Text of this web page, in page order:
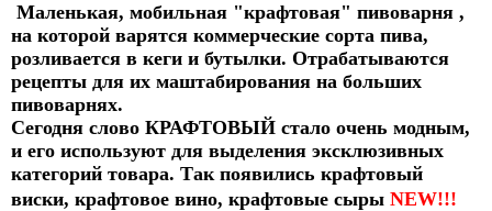
Маленькая, мобильная "крафтовая" пивоварня ,
на которой варятся коммерческие сорта пива,
розливается в кеги и бутылки. Отрабатываются
рецепты для их маштабирования на больших
пивоварнях.
Сегодня слово КРАФТОВЫЙ стало очень модным,
и его используют для выделения эксклюзивных
категорий товара. Так появились крафтовый
виски, крафтовое вино, крафтовые сыры NEW!!!